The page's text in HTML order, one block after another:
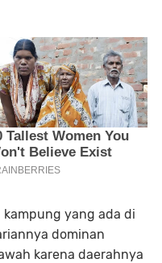
kampung yang ada di
dominan
karena daerahnya